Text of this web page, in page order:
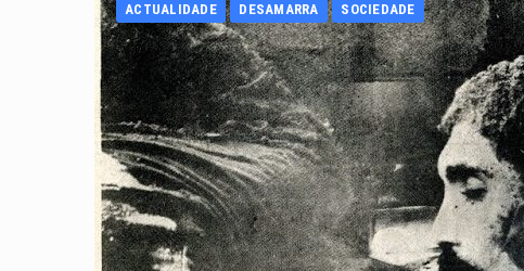
ACTUALIDADE DESAMARRA SOCIEDADE